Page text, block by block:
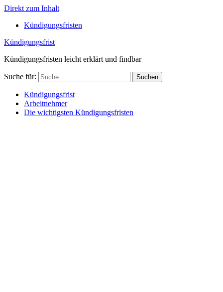
Direkt zum Inhalt
Kündigungsfristen
Kündigungsfrist
Kündigungsfristen leicht erklärt und findbar
Suche für: Suchen
Kündigungsfrist
Arbeitnehmer
Die wichtigsten Kündigungsfristen